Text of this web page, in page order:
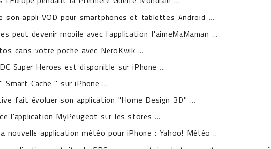
son appli VOD pour smartphones et tablettes Androïd ...
peut devenir mobile avec l'application J'aimeMaMaman ...
dans votre poche avec NeroKwik ...
Super Heroes est disponible sur iPhone ...
Smart Cache " sur iPhone ...
fait évoluer son application "Home Design 3D" ...
l'application MyPeugeot sur les stores ...
nouvelle application météo pour iPhone : Yahoo! Météo ...